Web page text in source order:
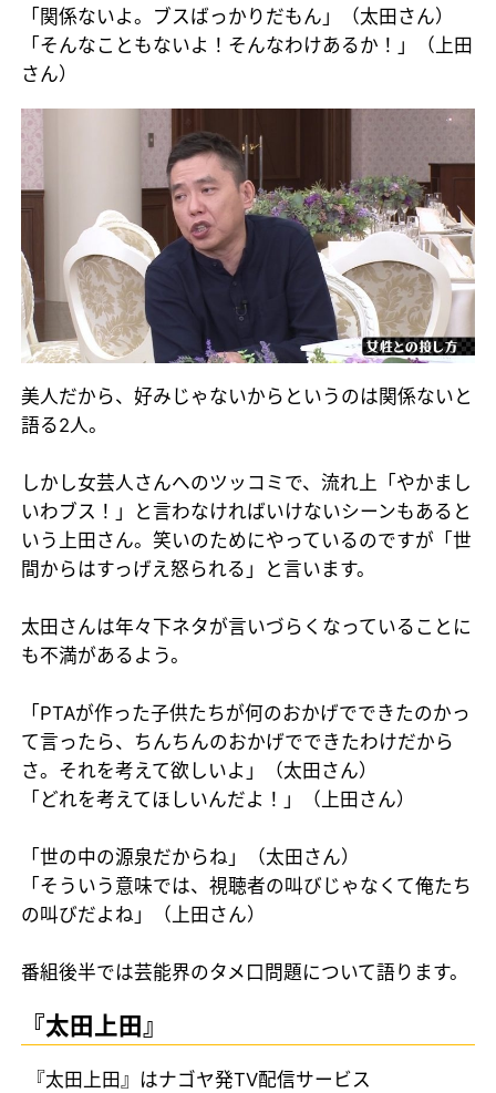
「関係ないよ。ブスばっかりだもん」（太田さん）
「そんなこともないよ！そんなわけあるか！」（上田
さん）
美人だから、好みじゃないからというのは関係ないと
語る2人。
しかし女芸人さんへのツッコミで、流れ上「やかまし
いわブス！」と言わなければいけないシーンもあると
いう上田さん。笑いのためにやっているのですが「世
間からはすっげえ怒られる」と言います。
太田さんは年々下ネタが言いづらくなっていることに
も不満があるよう。
「PTAが作った子供たちが何のおかげでできたのかっ
て言ったら、ちんちんのおかげでできたわけだから
さ。それを考えて欲しいよ」（太田さん）
「どれを考えてほしいんだよ！」（上田さん）
「世の中の源泉だからね」（太田さん）
「そういう意味では、視聴者の叫びじゃなくて俺たち
の叫びだよね」（上田さん）
番組後半では芸能界のタメ口問題について語ります。
『太田上田』
『太田上田』はナゴヤ発TV配信サービス